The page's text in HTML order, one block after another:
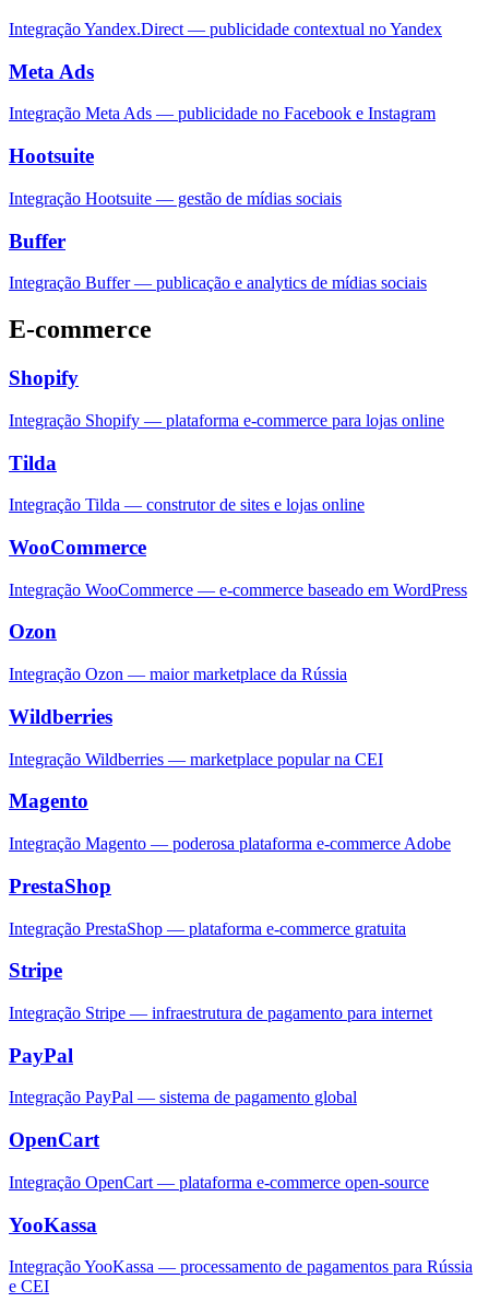
Integração Yandex.Direct — publicidade contextual no Yandex
Meta Ads
Integração Meta Ads — publicidade no Facebook e Instagram
Hootsuite
Integração Hootsuite — gestão de mídias sociais
Buffer
Integração Buffer — publicação e analytics de mídias sociais
E-commerce
Shopify
Integração Shopify — plataforma e-commerce para lojas online
Tilda
Integração Tilda — construtor de sites e lojas online
WooCommerce
Integração WooCommerce — e-commerce baseado em WordPress
Ozon
Integração Ozon — maior marketplace da Rússia
Wildberries
Integração Wildberries — marketplace popular na CEI
Magento
Integração Magento — poderosa plataforma e-commerce Adobe
PrestaShop
Integração PrestaShop — plataforma e-commerce gratuita
Stripe
Integração Stripe — infraestrutura de pagamento para internet
PayPal
Integração PayPal — sistema de pagamento global
OpenCart
Integração OpenCart — plataforma e-commerce open-source
YooKassa
Integração YooKassa — processamento de pagamentos para Rússia
e CEI